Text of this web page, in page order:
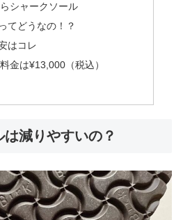
シャークソール
てどうなの！？
はコレ
金は¥13,000（税込）
減りやすいの？